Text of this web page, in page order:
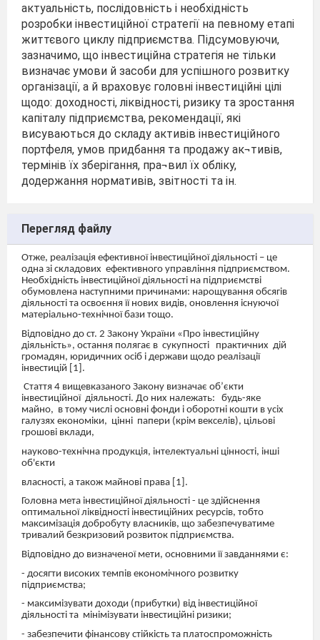
актуальність, послідовність і необхідність
розробки інвестиційної стратегії на певному етапі
життєвого циклу підприємства. Підсумовуючи,
зазначимо, що інвестиційна стратегія не тільки
визначає умови й засоби для успішного розвитку
організації, а й враховує головні інвестиційні цілі
щодо: доходності, ліквідності, ризику та зростання
капіталу підприємства, рекомендації, які
висуваються до складу активів інвестиційного
портфеля, умов придбання та продажу ак¬тивів,
термінів їх зберігання, пра¬вил їх обліку,
додержання нормативів, звітності та ін.
Перегляд файлу
Отже, реалізація ефективної інвестиційної діяльності – це
одна зі складових ефективного управління підприємством.
Необхідність інвестиційної діяльності на підприємстві
обумовлена наступними причинами: нарощування обсягів
діяльності та освоєння її нових видів, оновлення існуючої
матеріально-технічної бази тощо.
Відповідно до ст. 2 Закону України «Про інвестиційну
діяльність», остання полягає в сукупності практичних дій
громадян, юридичних осіб і держави щодо реалізації
інвестицій [1].
Стаття 4 вищевказаного Закону визначає об’єкти
інвестиційної діяльності. До них належать:
будь-яке
майно, в тому числі основні фонди і оборотні кошти в усіх
галузях економіки, цінні папери (крім векселів), цільові
грошові вклади,
науково-технічна продукція, інтелектуальні цінності, інші
об'єкти
власності, а також майнові права [1].
Головна мета інвестиційної діяльності - це здійснення
оптимальної ліквідності інвестиційних ресурсів, тобто
максимізація добробуту власників, що забезпечуватиме
тривалий безкризовий розвиток підприємства.
Відповідно до визначеної мети, основними її завданнями є:
- досягти високих темпів економічного розвитку
підприємства;
- максимізувати доходи (прибутки) від інвестиційної
діяльності та мінімізувати інвестиційні ризики;
- забезпечити фінансову стійкість та платоспроможність